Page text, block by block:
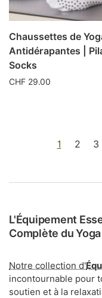
Chaussettes de
Antidérapantes |
Socks
CHF 29.00
options
choisies
sur
du
produit
1 2 3
L'Équipement
Complète du
Notre collection d'
incontournable pour
soutien et à la